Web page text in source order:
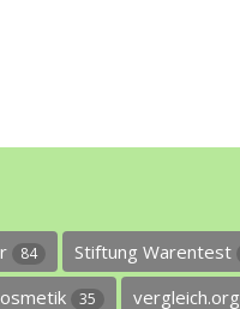
84 Stiftung Warentest
35 vergleich.org